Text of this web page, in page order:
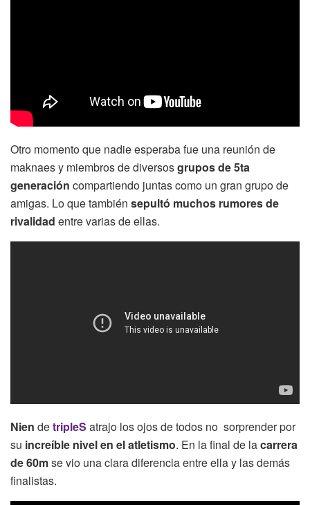
Otro momento que nadie esperaba fue una reunión de
maknaes y miembros de diversosgrupos de 5ta
generación compartiendo juntas como un gran grupo de
amigas. Lo que también sepultó muchos rumores de
rivalidad entre varias de ellas.
Nien detripleS atrajo los ojos de todos no sorprender por
su increíble nivel en el atletismo. En la final de lacarrera
de 60mse vio una clara diferencia entre ella y las demás
finalistas.